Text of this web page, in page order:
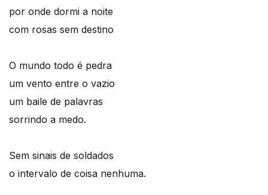
por onde dormi a noite
com rosas sem destino
O mundo todo é pedra
um vento entre o vazio
um baile de palavras
sorrindo a medo.
Sem sinais de soldados
o intervalo de coisa nenhuma.